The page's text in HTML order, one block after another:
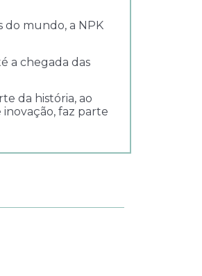
do mundo, a NPK
a chegada das
da história, ao
faz parte